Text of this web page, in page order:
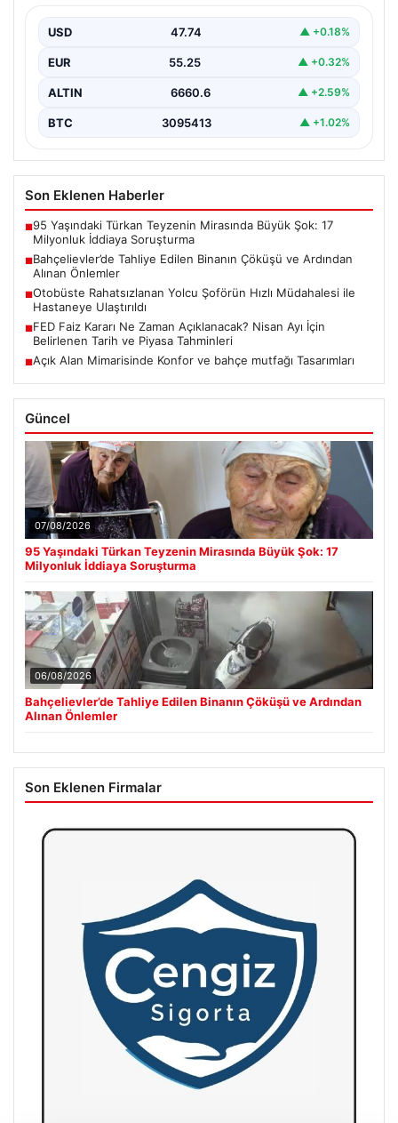
yaşanan olay, Yenibosna Merkez Mahallesi Taşova
Sokak’ta bulunan dört…
USD 47.74 ▲ +0.18%
EUR 55.25 ▲ +0.32%
ALTIN 6660.6 ▲ +2.59%
BTC 3095413 ▲ +1.02%
Son Eklenen Haberler
■95 Yaşındaki Türkan Teyzenin Mirasında Büyük Şok: 17
Milyonluk İddiaya Soruşturma
■Bahçelievler’de Tahliye Edilen Binanın Çöküşü ve Ardından
Alınan Önlemler
■Otobüste Rahatsızlanan Yolcu Şoförün Hızlı Müdahalesi ile
Hastaneye Ulaştırıldı
■FED Faiz Kararı Ne Zaman Açıklanacak? Nisan Ayı İçin
Belirlenen Tarih ve Piyasa Tahminleri
■Açık Alan Mimarisinde Konfor ve bahçe mutfağı Tasarımları
Güncel
07/08/2026
95 Yaşındaki Türkan Teyzenin Mirasında Büyük Şok: 17
Milyonluk İddiaya Soruşturma
06/08/2026
Bahçelievler’de Tahliye Edilen Binanın Çöküşü ve Ardından
Alınan Önlemler
Son Eklenen Firmalar